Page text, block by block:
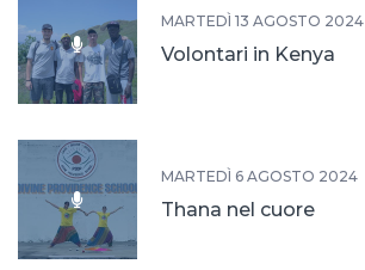
MARTEDÌ 13 AGOSTO 2024
Volontari in Kenya
MARTEDÌ 6 AGOSTO 2024
Thana nel cuore